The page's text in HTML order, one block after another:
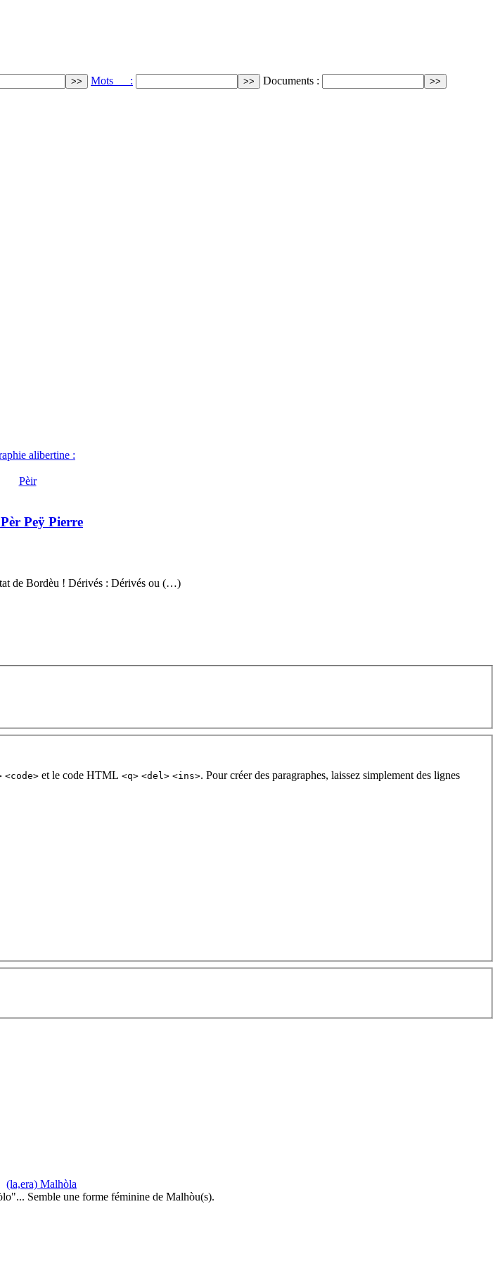
Mots : Documents :
alibertine :
Pèir
Peÿ Pierre
de Bordèu ! Dérivés : Dérivés ou (…)
<code> et le code HTML <q> <del> <ins>. Pour créer des paragraphes, laissez simplement des lignes
(la,era) Malhòla
Semble une forme féminine de Malhòu(s).